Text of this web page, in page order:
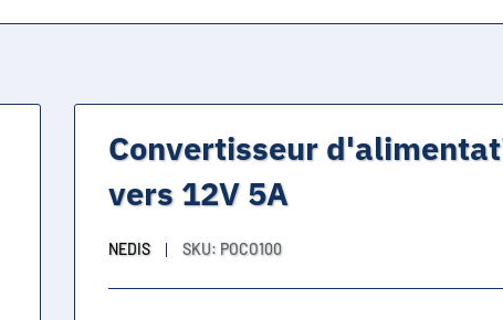
Convertisseur
vers 12V 5A
NEDIS SKU: POCO100